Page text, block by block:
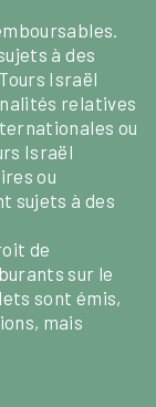
à des
Israël
relatives
ou
Israël
ou
sujets à des
de
sur le
sont émis,
mais